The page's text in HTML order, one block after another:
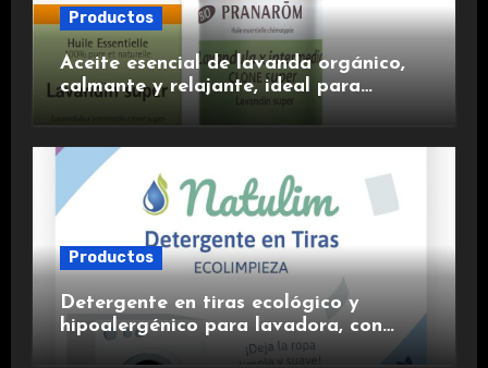
Productos
Aceite esencial de lavanda orgánico,
calmante y relajante, ideal para
Productos
Detergente en tiras ecológico y
hipoalergénico para lavadora, con
suavizante incluido y fragancia de